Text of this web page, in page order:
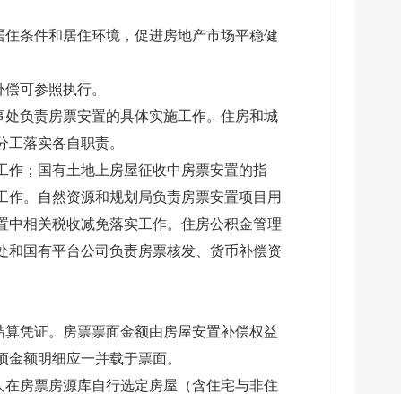
条件和居住环境，促进房地产市场平稳健
可参照执行。
负责房票安置的具体实施工作。住房和城
落实各自职责。
；国有土地上房屋征收中房票安置的指
。自然资源和规划局负责房票安置项目用
相关税收减免落实工作。住房公积金管理
国有平台公司负责房票核发、货币补偿资
凭证。房票票面金额由房屋安置补偿权益
额明细应一并载于票面。
房票房源库自行选定房屋（含住宅与非住